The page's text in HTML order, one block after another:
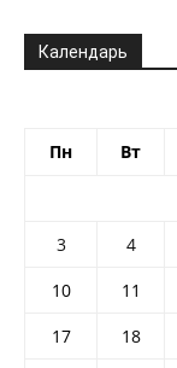
Календарь
Пн Вт
3
4
10
11
17
18